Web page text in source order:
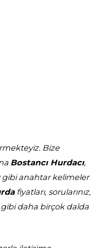
Bize
Bostancı Hurdacı,
gibi anahtar kelimeler
fiyatları, sorularınız,
daha birçok dalda